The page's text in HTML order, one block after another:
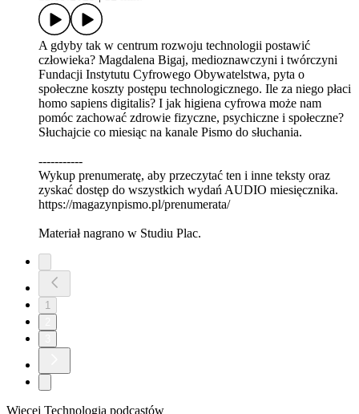
A gdyby tak w centrum rozwoju technologii postawić
człowieka? Magdalena Bigaj, medioznawczyni i twórczyni
Fundacji Instytutu Cyfrowego Obywatelstwa, pyta o
społeczne koszty postępu technologicznego. Ile za niego płaci
homo sapiens digitalis? I jak higiena cyfrowa może nam
pomóc zachować zdrowie fizyczne, psychiczne i społeczne?
Słuchajcie co miesiąc na kanale Pismo do słuchania.
-----------
Wykup prenumeratę, aby przeczytać ten i inne teksty oraz
zyskać dostęp do wszystkich wydań AUDIO miesięcznika.
https://magazynpismo.pl/prenumerata/
Materiał nagrano w Studiu Plac.
1
Więcej Technologia podcastów